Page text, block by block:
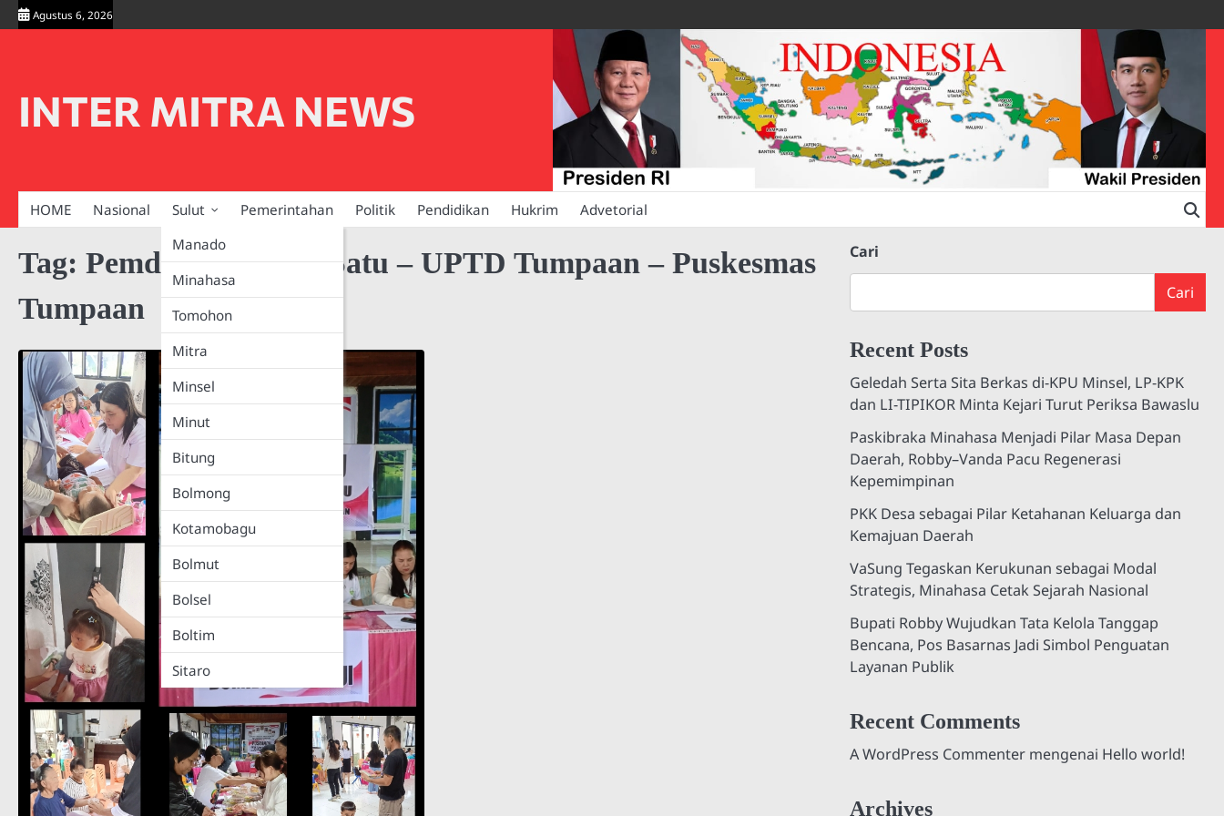
Skip
to
Agustus 6, 2026
INTER MITRA NEWS
HOME Nasional
Sulut
Manado
Minahasa
Tomohon
Mitra
Minsel
Minut
Bitung
Bolmong
Kotamobagu
Bolmut
Bolsel
Boltim
Sitaro
Pemerintahan Politik Pendidikan Hukrim Advetorial
Tag: Pemdes Tumpaan Satu – UPTD Tumpaan – Puskesmas
Tumpaan
Cari
Cari
Recent Posts
Geledah Serta Sita Berkas di-KPU Minsel, LP-KPK
dan LI-TIPIKOR Minta Kejari Turut Periksa Bawaslu
Paskibraka Minahasa Menjadi Pilar Masa Depan
Daerah, Robby–Vanda Pacu Regenerasi
Kepemimpinan
PKK Desa sebagai Pilar Ketahanan Keluarga dan
Kemajuan Daerah
VaSung Tegaskan Kerukunan sebagai Modal
Strategis, Minahasa Cetak Sejarah Nasional
Bupati Robby Wujudkan Tata Kelola Tanggap
Bencana, Pos Basarnas Jadi Simbol Penguatan
Layanan Publik
Recent Comments
A WordPress Commentermengenai Hello world!
Archives